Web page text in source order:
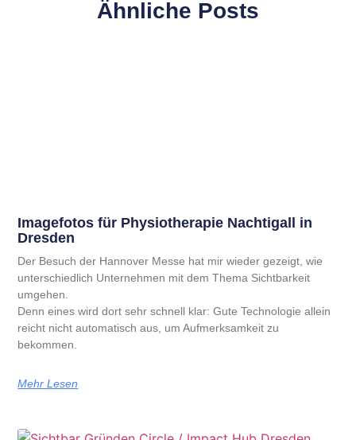
Ähnliche Posts
Imagefotos für Physiotherapie Nachtigall in
Dresden
Der Besuch der Hannover Messe hat mir wieder gezeigt, wie
unterschiedlich Unternehmen mit dem Thema Sichtbarkeit
umgehen.
Denn eines wird dort sehr schnell klar: Gute Technologie allein
reicht nicht automatisch aus, um Aufmerksamkeit zu
bekommen.
Mehr Lesen